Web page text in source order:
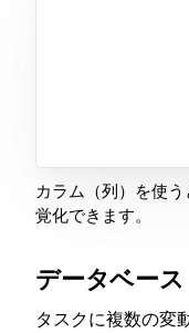
カラム（列）を使
覚化できます。
データベース
タスクに複数の変